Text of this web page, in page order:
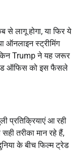
लागू होगा, या फिर ये
ऑनलाइन स्ट्रीमिंग
Trump ने यह जरूर
ऑफिस को इस फैसले
प्रतिक्रियाएं आ रही
तरीका मान रहे हैं,
के बीच फिल्म ट्रेड